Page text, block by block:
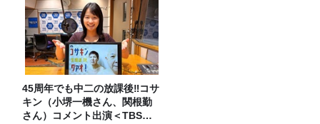
45周年でも中二の放課後‼コサ
キン（小堺一機さん、関根勤
さん）コメント出演＜TBSラ